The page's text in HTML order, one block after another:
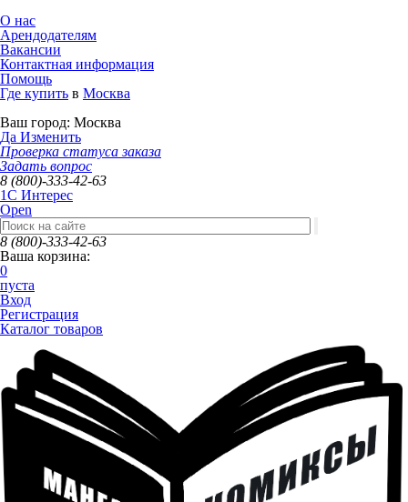
О нас
Арендодателям
Вакансии
Контактная информация
Помощь
Где купить в Москва
Ваш город: Москва
Да Изменить
Проверка статуса заказа
Задать вопрос
8 (800)-333-42-63
1C Интерес
Open
8 (800)-333-42-63
Ваша корзина:
0
пуста
Вход
Регистрация
Каталог товаров